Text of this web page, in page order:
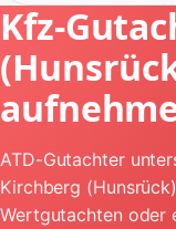
Kfz-
ATD-Gutachter
Kirchberg
Wertgutachten oder